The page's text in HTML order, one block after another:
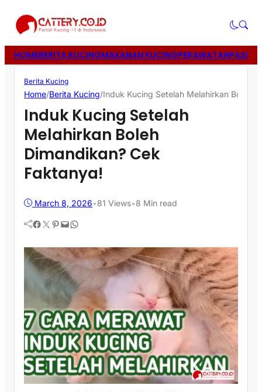
HOMEBERITA KUCINGMAKANAN KUCINGPERAWATANPASIR
Berita Kucing
Home/Berita Kucing/Induk Kucing Setelah Melahirkan Boleh
Induk Kucing Setelah
Melahirkan Boleh
Dimandikan? Cek
Faktanya!
March 8, 2026•81 Views•8 Min read
Facebook Twitter Pinterest Mail WhatsApp